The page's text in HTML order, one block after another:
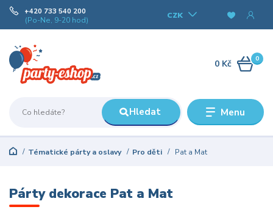
Menu
CZK
Hledat
+420 733 540 200
(Po-Ne, 9-20 hod)
0
0 Kč
Tématické párty a oslavy Pro děti Pat a Mat
Párty dekorace Pat a Mat